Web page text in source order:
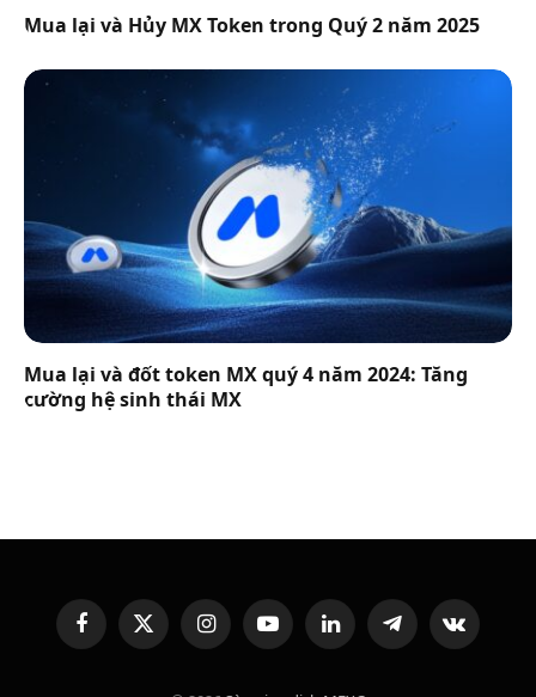
Mua lại và Hủy MX Token trong Quý 2 năm 2025
Mua lại và đốt token MX quý 4 năm 2024: Tăng
cường hệ sinh thái MX
FacebookX
(Twitter)
InstagramYouTubeLinkedInTelegramVKontakte